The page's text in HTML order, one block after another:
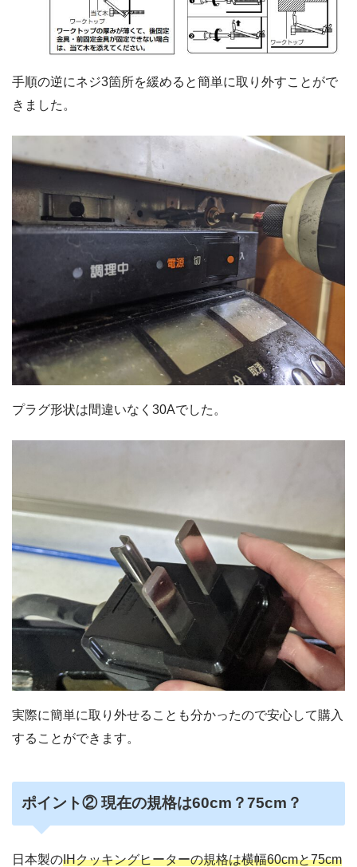
手順の逆にネジ3箇所を緩めると簡単に取り外すことがで
きました。
プラグ形状は間違いなく30Aでした。
実際に簡単に取り外せることも分かったので安心して購入
することができます。
ポイント② 現在の規格は60cm？75cm？
日本製のIHクッキングヒーターの規格は横幅60cmと75cm